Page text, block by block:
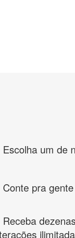
Escolha um de
pra